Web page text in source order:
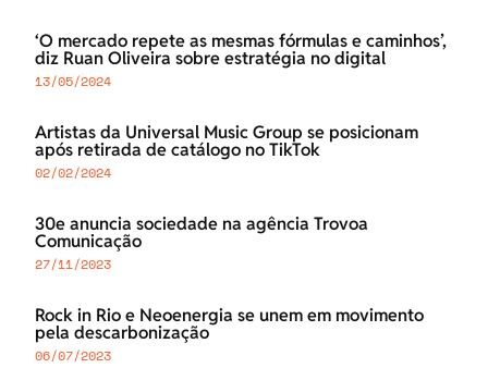
‘O mercado repete as mesmas fórmulas e caminhos’,
diz Ruan Oliveira sobre estratégia no digital
13/05/2024
Artistas da Universal Music Group se posicionam
após retirada de catálogo no TikTok
02/02/2024
30e anuncia sociedade na agência Trovoa
Comunicação
27/11/2023
Rock in Rio e Neoenergia se unem em movimento
pela descarbonização
06/07/2023